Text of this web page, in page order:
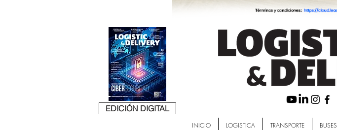
EDICIÓN DIGITAL
INICIO LOGISTICA TRANSPORTE BUSES